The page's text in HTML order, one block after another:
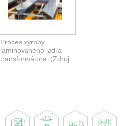
Proces výroby
laminovaného jadra
transformátora. (Zdroj: